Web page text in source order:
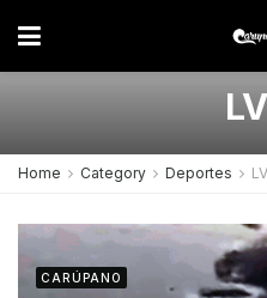
Home Category Deportes
CARÚPANO